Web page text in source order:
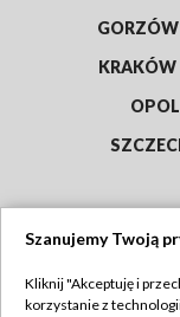
KRAKÓW
Szanujemy Twoją
Kliknij "Akceptuję i
korzystanie z